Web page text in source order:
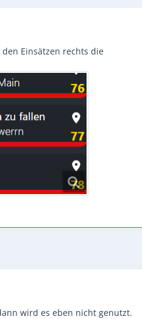
Einsätzen rechts die
wird es eben nicht genutzt.